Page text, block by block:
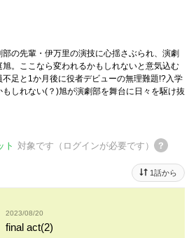
の先輩・伊万里の演技に心揺さぶられ、演劇
。ここなら変われるかもしれないと意気込む
足と1か月後に役者デビューの無理難題!?入学
しれない(？)旭が演劇部を舞台に日々を駆け抜
ト 対象です（ログインが必要です）
1話から
2023/08/20
final act(2)